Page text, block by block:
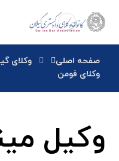
صفحه اصلی وکلای
وکلای فومن
وکیل